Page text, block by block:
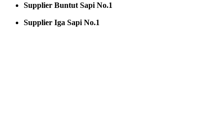
Supplier Buntut Sapi No.1
Supplier Iga Sapi No.1